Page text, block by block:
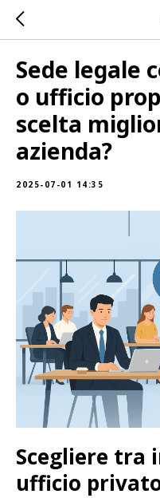
Sede legale
o ufficio
scelta
azienda?
2025-07-01 14:35
Scegliere tra
ufficio